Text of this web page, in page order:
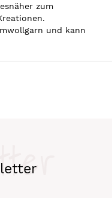
zum
und kann